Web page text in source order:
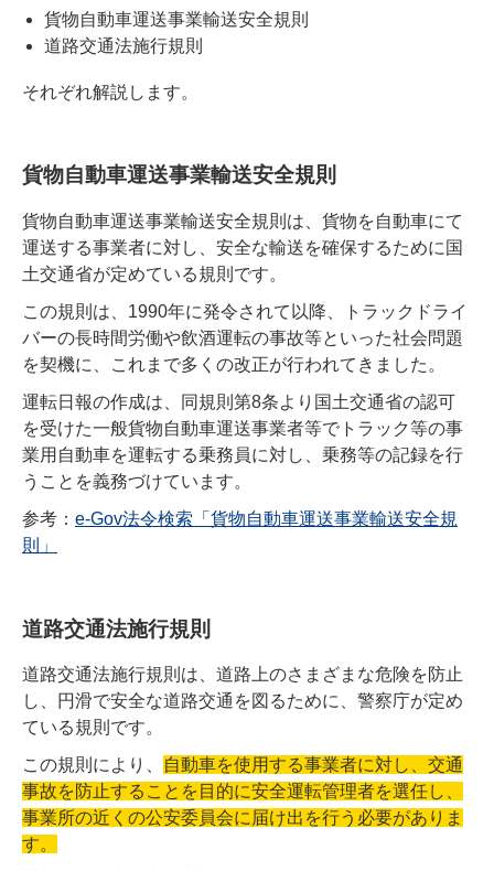
貨物自動車運送事業輸送安全規則
道路交通法施行規則
それぞれ解説します。
貨物自動車運送事業輸送安全規則
貨物自動車運送事業輸送安全規則は、貨物を自動車にて
運送する事業者に対し、安全な輸送を確保するために国
土交通省が定めている規則です。
この規則は、1990年に発令されて以降、トラックドライ
バーの長時間労働や飲酒運転の事故等といった社会問題
を契機に、これまで多くの改正が行われてきました。
運転日報の作成は、同規則第8条より国土交通省の認可
を受けた一般貨物自動車運送事業者等でトラック等の事
業用自動車を運転する乗務員に対し、乗務等の記録を行
うことを義務づけています。
参考： e-Gov法令検索「貨物自動車運送事業輸送安全規
則」
道路交通法施行規則
道路交通法施行規則は、道路上のさまざまな危険を防止
し、円滑で安全な道路交通を図るために、警察庁が定め
ている規則です。
この規則により、
自動車を使用する事業者に対し、交通
事故を防止することを目的に安全運転管理者を選任し、
事業所の近くの公安委員会に届け出を行う必要がありま
す。